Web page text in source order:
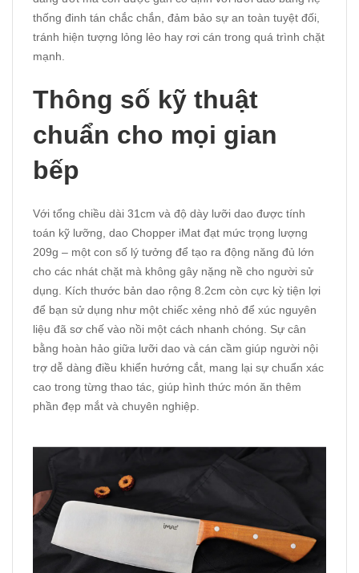
thống đinh tán chắc chắn, đảm bảo sự an toàn tuyệt đối,
tránh hiện tượng lỏng lẻo hay rơi cán trong quá trình chặt
mạnh.
Thông số kỹ thuật
chuẩn cho mọi gian
bếp
Với tổng chiều dài 31cm và độ dày lưỡi dao được tính
toán kỹ lưỡng, dao Chopper iMat đạt mức trọng lượng
209g – một con số lý tưởng để tạo ra động năng đủ lớn
cho các nhát chặt mà không gây nặng nề cho người sử
dụng. Kích thước bản dao rộng 8.2cm còn cực kỳ tiện lợi
để bạn sử dụng như một chiếc xẻng nhỏ để xúc nguyên
liệu đã sơ chế vào nồi một cách nhanh chóng. Sự cân
bằng hoàn hảo giữa lưỡi dao và cán cầm giúp người nội
trợ dễ dàng điều khiển hướng cắt, mang lại sự chuẩn xác
cao trong từng thao tác, giúp hình thức món ăn thêm
phần đẹp mắt và chuyên nghiệp.